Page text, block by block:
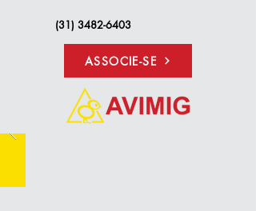
(31) 3482-6403
ASSOCIE-SE